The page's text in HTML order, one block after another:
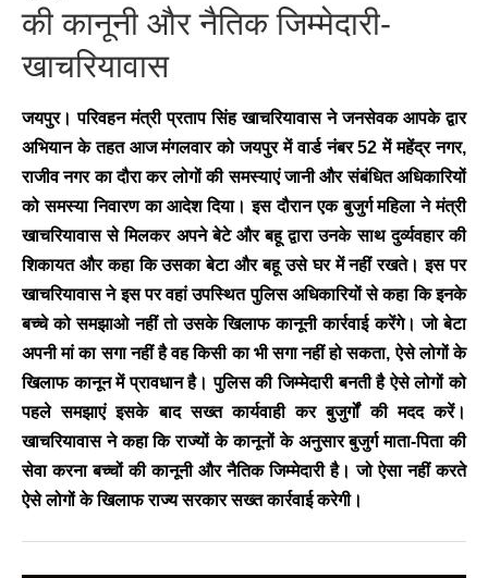
की कानूनी और नैतिक जिम्मेदारी-
खाचरियावास
जयपुर। परिवहन मंत्री प्रताप सिंह खाचरियावास ने जनसेवक आपके द्वार
अभियान के तहत आज मंगलवार को जयपुर में वार्ड नंबर 52 में महेंद्र नगर,
राजीव नगर का दौरा कर लोगों की समस्याएं जानी और संबंधित अधिकारियों
को समस्या निवारण का आदेश दिया। इस दौरान एक बुजुर्ग महिला ने मंत्री
खाचरियावास से मिलकर अपने बेटे और बहू द्वारा उनके साथ दुर्व्यवहार की
शिकायत और कहा कि उसका बेटा और बहू उसे घर में नहीं रखते। इस पर
खाचरियावास ने इस पर वहां उपस्थित पुलिस अधिकारियों से कहा कि इनके
बच्चे को समझाओ नहीं तो उसके खिलाफ कानूनी कार्रवाई करेंगे। जो बेटा
अपनी मां का सगा नहीं है वह किसी का भी सगा नहीं हो सकता, ऐसे लोगों के
खिलाफ कानून में प्रावधान है। पुलिस की जिम्मेदारी बनती है ऐसे लोगों को
पहले समझाएं इसके बाद सख्त कार्यवाही कर बुजुर्गों की मदद करें।
खाचरियावास ने कहा कि राज्यों के कानूनों के अनुसार बुजुर्ग माता-पिता की
सेवा करना बच्चों की कानूनी और नैतिक जिम्मेदारी है। जो ऐसा नहीं करते
ऐसे लोगों के खिलाफ राज्य सरकार सख्त कार्रवाई करेगी।
BREAKING NEWS
जयपुर से दुनिया को भारत
का संदेश: ब्रिक्स सम्मेलन में
छोटे उद्योगों, स्टार्टअप और
रोजगार बढ़ाने पर सहमति
Vijay - August 6, 2026
<section class="text-token-
text-primary w-full
focus:outline-none has-data-
writing-block:pointer-events-
none <&:has()>*>:pointer-
R6Vx5W_threadScrollVars